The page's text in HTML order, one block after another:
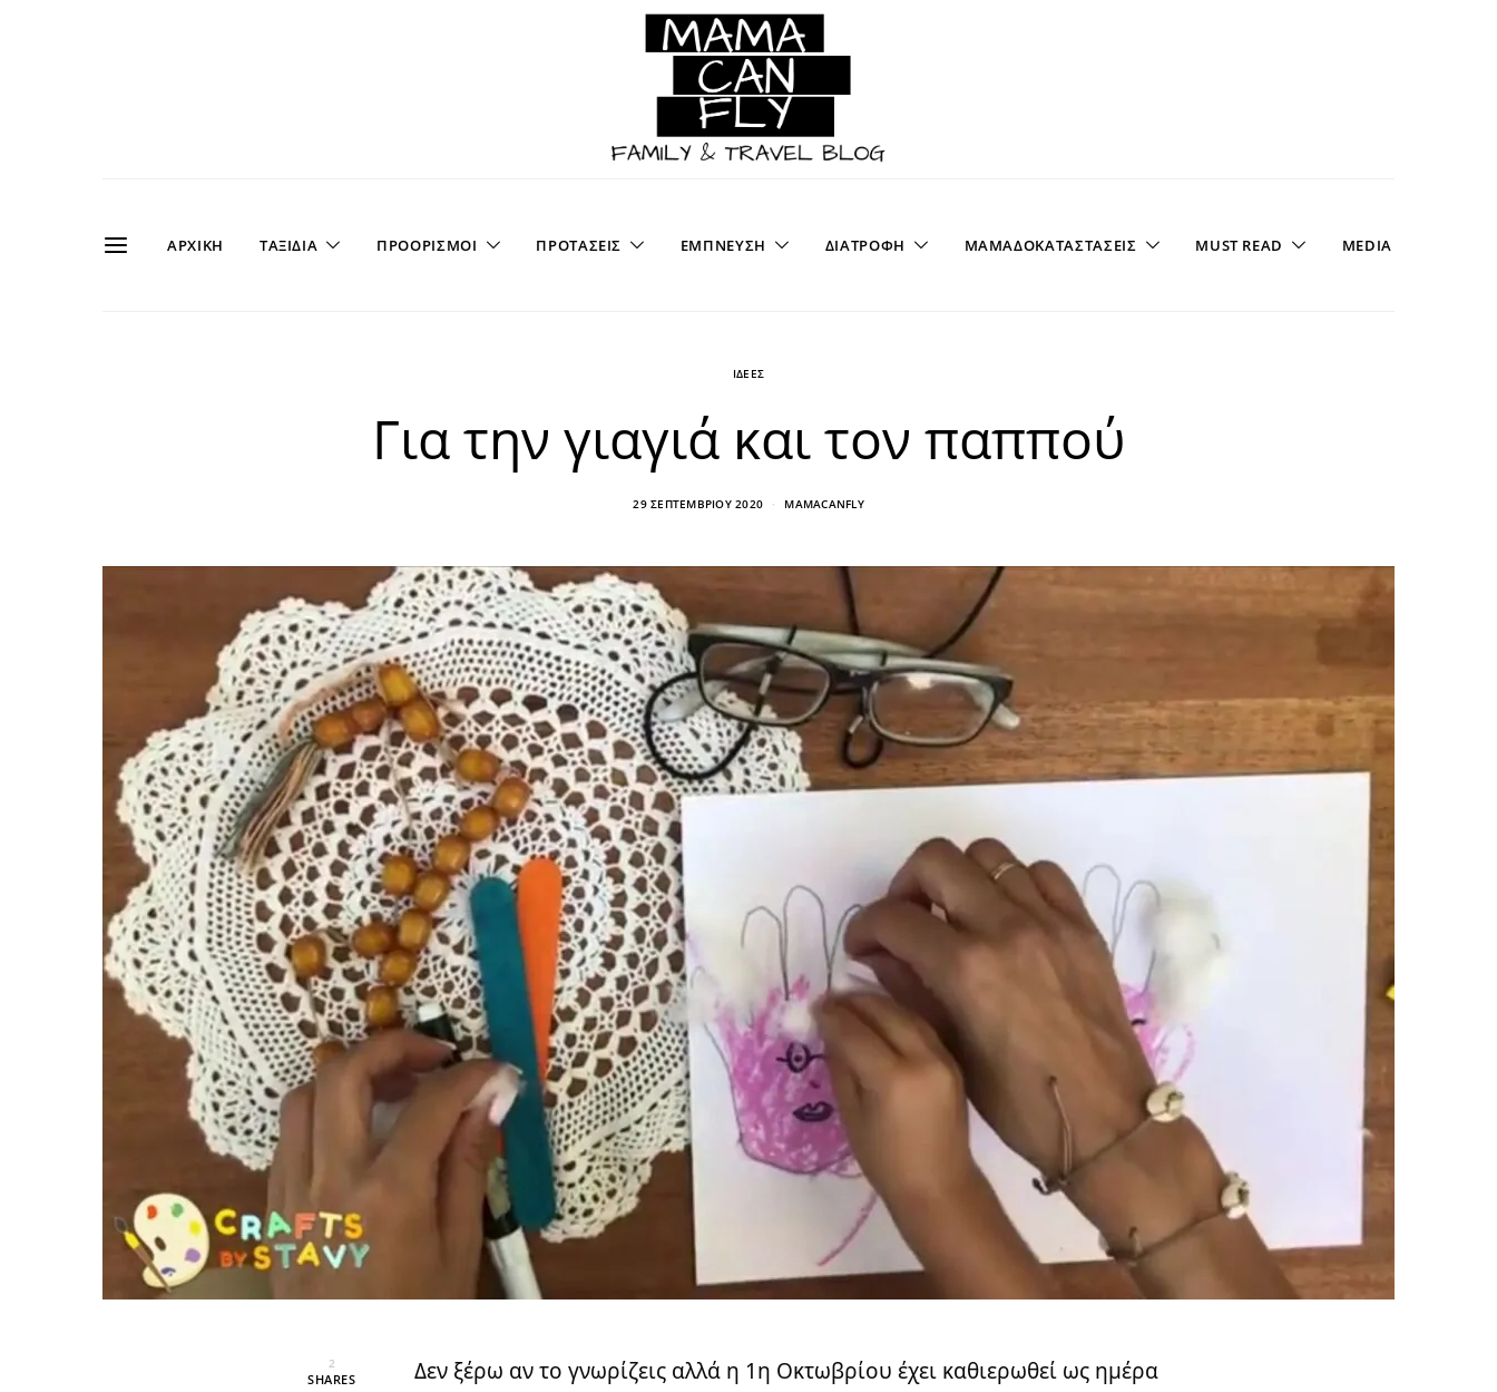
ΑΡΧΙΚΗ ΤΑΞΙΔΙΑ ΠΡΟΟΡΙΣΜΟΙ ΠΡΟΤΑΣΕΙΣ ΕΜΠΝΕΥΣΗ ΔΙΑΤΡΟΦΗ ΜΑΜΑΔΟΚΑΤΑΣΤΑΣΕΙΣ MUST READ MEDIA
ΙΔΕΕΣ
Για την γιαγιά και τον παππού
29 ΣΕΠΤΕΜΒΡΊΟΥ 2020 MAMACANFLY
2
SHARES
Δεν ξέρω αν το γνωρίζεις αλλά η 1η Οκτωβρίου έχει καθιερωθεί ως ημέρα